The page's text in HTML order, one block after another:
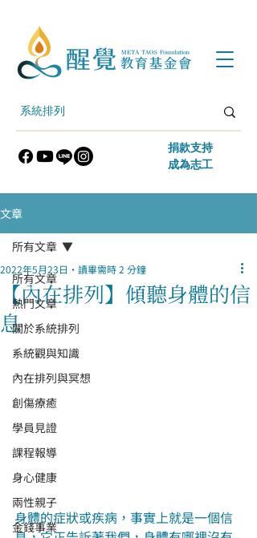
​捐款支持
​成為志工
文章
所有文章
熱門文章
關於系統排列
系統觀與知識
內在排列與冥想
創傷療癒
學員見證
課程報導
身心健康
兩性親子
金錢事業
所有文章
【內在排列】傾聽身體的信
息
2022年5月23日 讀畢需時 2 分鐘
身體的症狀或疾病，事實上就是一個信